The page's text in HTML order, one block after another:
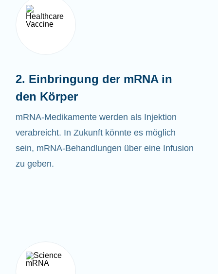
2. Einbringung der mRNA in
den Körper
mRNA-Medikamente werden als Injektion
verabreicht. In Zukunft könnte es möglich
sein, mRNA-Behandlungen über eine Infusion
zu geben.